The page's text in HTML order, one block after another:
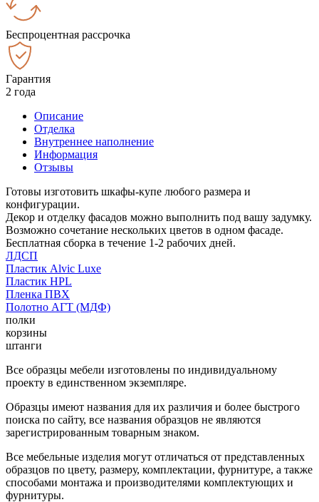
Беспроцентная рассрочка
Гарантия
2 года
Описание
Отделка
Внутреннее наполнение
Информация
Отзывы
Готовы изготовить шкафы-купе любого размера и
конфигурации.
Декор и отделку фасадов можно выполнить под вашу задумку.
Возможно сочетание нескольких цветов в одном фасаде.
Бесплатная сборка в течение 1-2 рабочих дней.
ЛДСП
Пластик Alvic Luxe
Пластик HPL
Пленка ПВХ
Полотно АГТ (МДФ)
полки
корзины
штанги
Все образцы мебели изготовлены по индивидуальному
проекту в единственном экземпляре.
Образцы имеют названия для их различия и более быстрого
поиска по сайту, все названия образцов не являются
зарегистрированным товарным знаком.
Все мебельные изделия могут отличаться от представленных
образцов по цвету, размеру, комплектации, фурнитуре, а также
способами монтажа и производителями комплектующих и
фурнитуры.